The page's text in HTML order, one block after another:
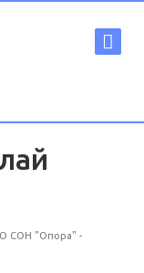
СОН "Опора" -